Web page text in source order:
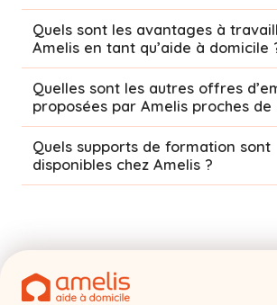
Quels sont les avantages à
Amelis en tant qu’aide à domicile
Quelles sont les autres offres
proposées par Amelis proches de
Quels supports de formation sont
disponibles chez Amelis ?